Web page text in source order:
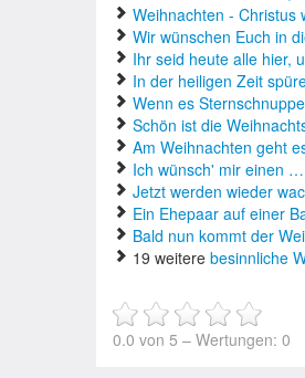
Weihnachten -
Wir wünschen Euch in
Ihr seid heute alle hier,
In der heiligen Zeit
Wenn es
Schön ist die
Am Weihnachten geht
Ich wünsch' mir einen …
Jetzt werden wieder
Ein Ehepaar auf einer
Bald nun kommt der
19 weitere besinnliche
0.0 von 5 – Wertungen: 0